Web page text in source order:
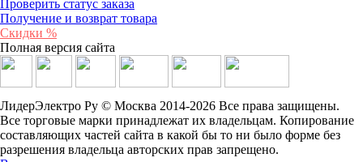
Проверить статус заказа
Получение и возврат товара
Скидки %
Полная версия сайта
ЛидерЭлектро Ру © Москва 2014-2026 Все права защищены.
Все торговые марки принадлежат их владельцам. Копирование
составляющих частей сайта в какой бы то ни было форме без
разрешения владельца авторских прав запрещено.